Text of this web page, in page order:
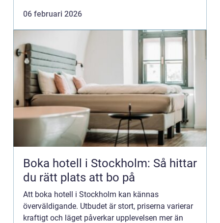
06 februari 2026
Boka hotell i Stockholm: Så hittar
du rätt plats att bo på
Att boka hotell i Stockholm kan kännas
överväldigande. Utbudet är stort, priserna varierar
kraftigt och läget påverkar upplevelsen mer än